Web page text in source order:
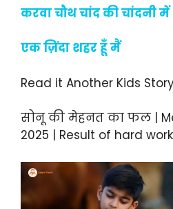
करवा चौथ चांद की चांदनी में
एक ज़िंदा शहर हूँ मैं
Read it Another Kids
सोनू की मेहनत का फल |
2025 | Result of hard